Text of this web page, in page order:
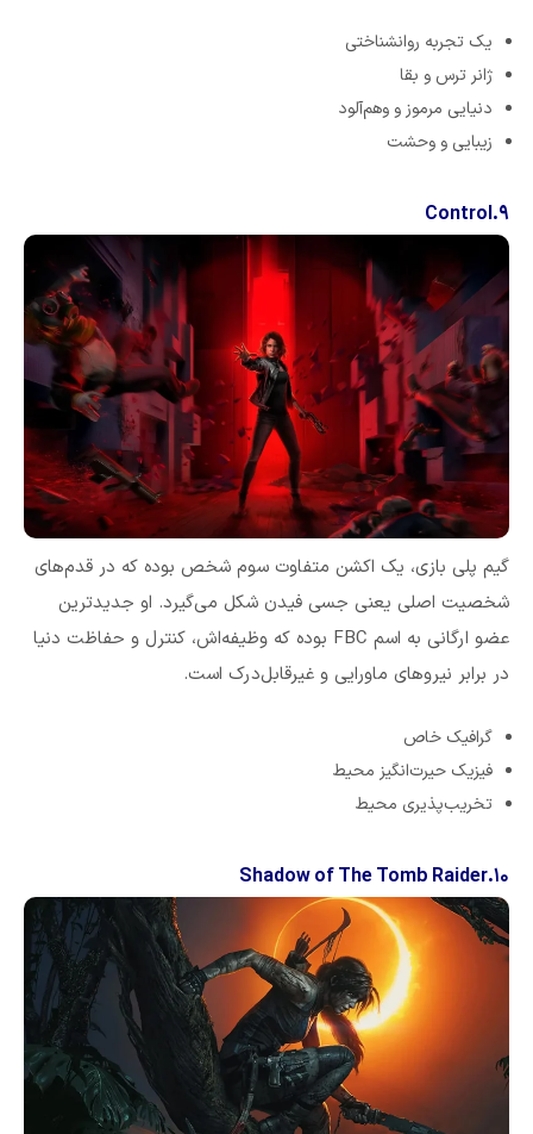
یک تجربه روانشناختی
ژانر ترس و بقا
دنیایی مرموز و وهم‌آلود
زیبایی و وحشت
۹.Control
گیم پلی بازی، یک اکشن متفاوت سوم شخص بوده که در قدم‌های
شخصیت اصلی یعنی جسی فیدن شکل می‌گیرد. او جدیدترین
عضو ارگانی به اسم FBC بوده که وظیفه‌اش، کنترل و حفاظت دنیا
در برابر نیروهای ماورایی و غیرقابل‌درک است.
گرافیک خاص
فیزیک حیرت‌انگیز محیط
تخریب‌پذیری‌ محیط
۱۰.Shadow of The Tomb Raider